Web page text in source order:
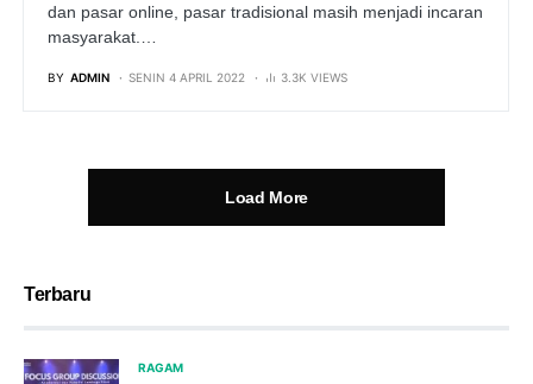
dan pasar online, pasar tradisional masih menjadi incaran
masyarakat.…
BY ADMIN SENIN 4 APRIL 2022 3.3K VIEWS
Load More
Terbaru
RAGAM